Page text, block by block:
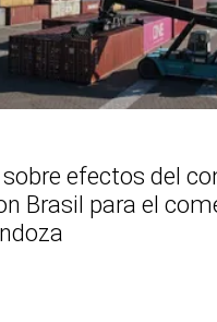
efectos del
Brasil para el